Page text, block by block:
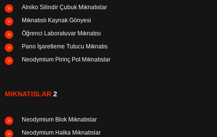
Alniko Silindir Çubuk Mıknatıslar
Mıknatıslı Kaynak Gönyesi
Öğrenci Laboratuvar Mıknatısı
Pano İşaretleme Tutucu Mıknatıs
Neodymium Pirinç Pot Mıknatıslar
MIKNATISLAR2
Neodymium Blok Mıknatıslar
Neodymium Halka Mıknatıslar